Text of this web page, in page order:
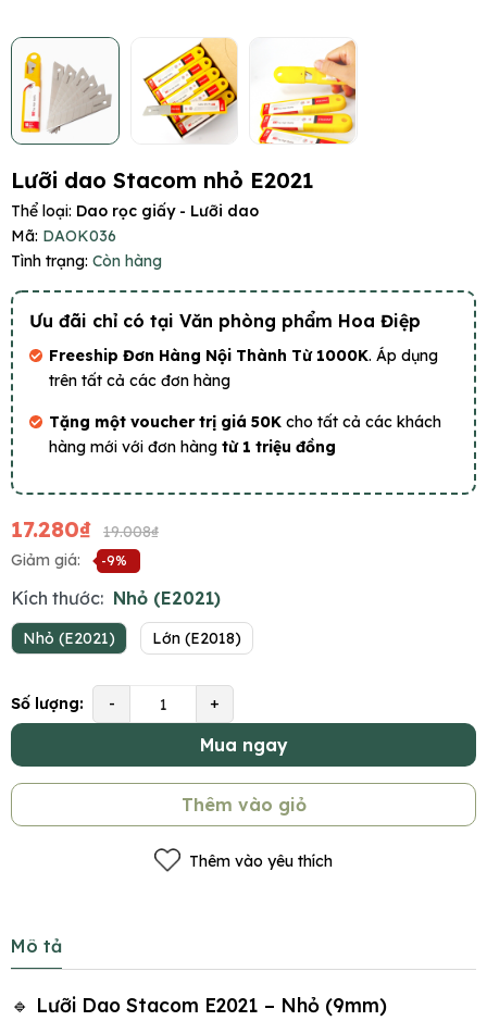
Lưỡi dao Stacom nhỏ E2021
Thể loại: Dao rọc giấy - Lưỡi dao
Mã: DAOK036
Tình trạng: Còn hàng
Ưu đãi chỉ có tại Văn phòng phẩm Hoa Điệp
Freeship Đơn Hàng Nội Thành Từ 1000K. Áp dụng
trên tất cả các đơn hàng
Tặng một voucher trị giá 50K cho tất cả các khách
hàng mới với đơn hàng từ 1 triệu đồng
17.280₫
19.008₫
Giảm giá:
-9%
Kích thước: Nhỏ (E2021)
Nhỏ (E2021) Lớn (E2018)
Số lượng: - +
Mua ngay
Thêm vào giỏ
Thêm vào yêu thích
Mô tả
🔹 Lưỡi Dao Stacom E2021 – Nhỏ (9mm)